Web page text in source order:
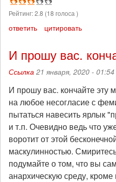
Рейтинг:2.8 (18 голоса )
ответить цитировать
И прошу вас.
Ссылка 21 января, 2020 - 01:54
И прошу вас. кончайте эту
на любое несогласие с
пытаться навесить ярлык
и т.п. Очевидно ведь что
воротит от этой
маскулинностью.
подумайте о том, что вы
анархическую среду, кроме